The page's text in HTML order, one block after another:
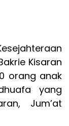
Kisaran
orang anak
yang
Jum’at